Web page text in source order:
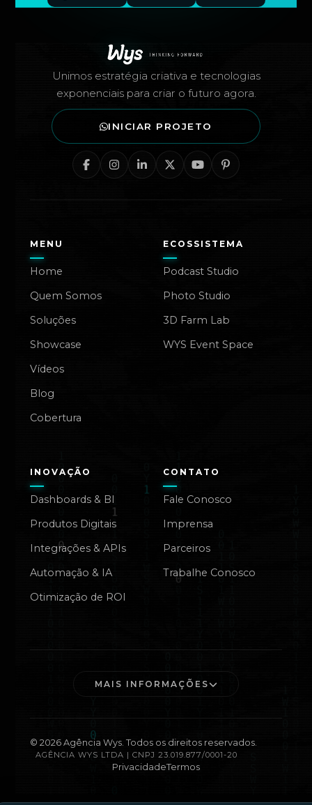
Unimos estratégia criativa e tecnologias
exponenciais para criar o futuro agora.
INICIAR PROJETO
MENU
Home
Quem Somos
Soluções
Showcase
Vídeos
Blog
Cobertura
ECOSSISTEMA
Podcast Studio
Photo Studio
3D Farm Lab
WYS Event Space
INOVAÇÃO
Dashboards & BI
Produtos Digitais
Integrações & APIs
Automação & IA
Otimização de ROI
CONTATO
Fale Conosco
Imprensa
Parceiros
Trabalhe Conosco
MAIS INFORMAÇÕES
© 2026Agência Wys. Todos os direitos reservados.
AGÊNCIA WYS LTDA | CNPJ 23.019.877/0001-20
PrivacidadeTermos